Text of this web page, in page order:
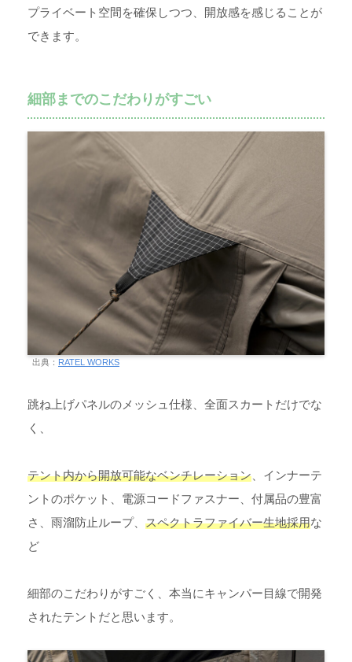
プライベート空間を確保しつつ、開放感を感じることが
できます。
細部までのこだわりがすごい
出典： RATEL WORKS
跳ね上げパネルのメッシュ仕様、全面スカートだけでな
く、
テント内から開放可能なベンチレーション 、インナーテ
ントのポケット、電源コードファスナー、付属品の豊富
さ、雨溜防止ループ、 スペクトラファイバー生地採用な
ど
細部のこだわりがすごく、本当にキャンパー目線で開発
されたテントだと思います。